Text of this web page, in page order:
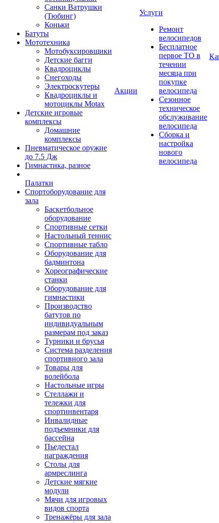
Санки Ватрушки
(Тюбинг)
Коньки
Батуты
Мототехника
Мотобуксировщики
Детские багги
Квадроциклы
Снегоходы
Электроскутеры
Квадроциклы и
мотоциклы Motax
Детские игровые
комплексы
Домашние
комплексы
Пневматическое оружие
до 7.5 Дж
Гимнастика, разное
Палатки
Спортоборудование для
зала
Баскетбольное
оборудование
Спортивные сетки
Настольный теннис
Спортивные табло
Оборудование для
бадминтона
Хореографические
станки
Оборудование для
гимнастики
Производство
батутов по
индивидуальным
размерам под заказ
Турники и брусья
Система разделения
спортивного зала
Товары для
волейбола
Настольные игры
Стеллажи и
тележки для
спортинвентаря
Инвалидные
подъемники для
бассейна
Пьедестал
награждения
Столы для
армреслинга
Детские мягкие
модули
Мячи для игровых
видов спорта
Тренажёры для зала
Акции
Услуги
Ремонт
велосипедов
Бесплатное
первое ТО в
течении
месяца при
покупке
велосипеда
Сезонное
техническое
обслуживание
велосипеда
Сборка и
настройка
нового
велосипеда